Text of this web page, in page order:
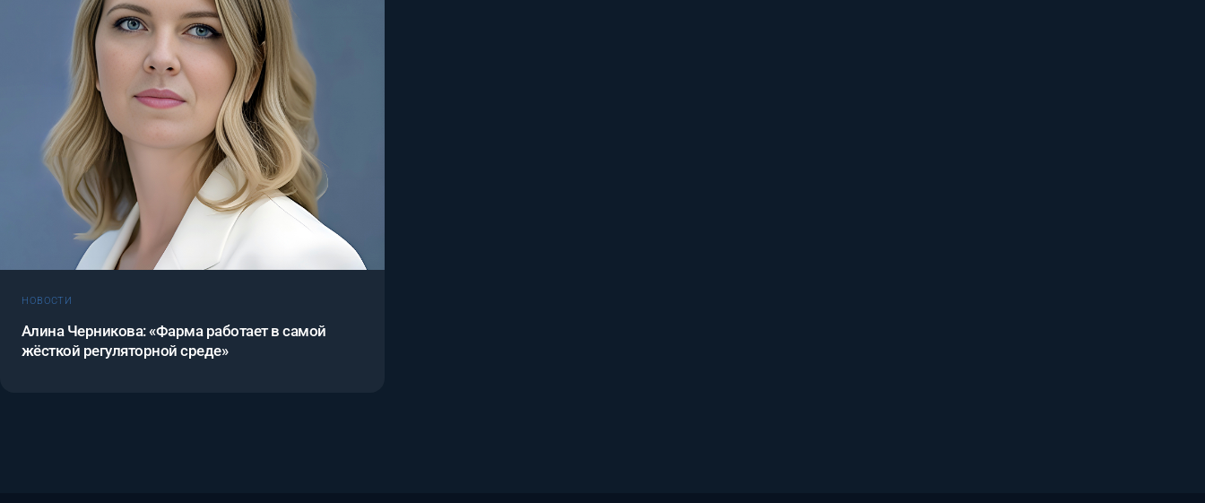
НОВОСТИ
Алина Черникова: «Фарма работает в самой
жёсткой регуляторной среде»